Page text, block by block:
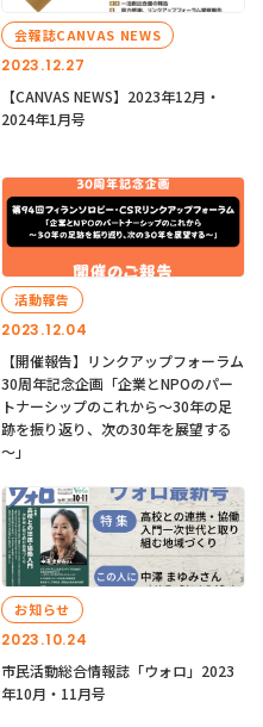
2023.12.27
会報誌CANVAS NEWS
【CANVAS NEWS】2023年12月・
2024年1月号
2023.12.04
活動報告
【開催報告】リンクアップフォーラム
30周年記念企画「企業とNPOのパー
トナーシップのこれから～30年の足
跡を振り返り、次の30年を展望する
～」
2023.10.24
お知らせ
市民活動総合情報誌「ウォロ」2023
年10月・11月号